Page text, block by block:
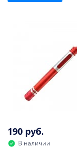
190 руб.
В наличии